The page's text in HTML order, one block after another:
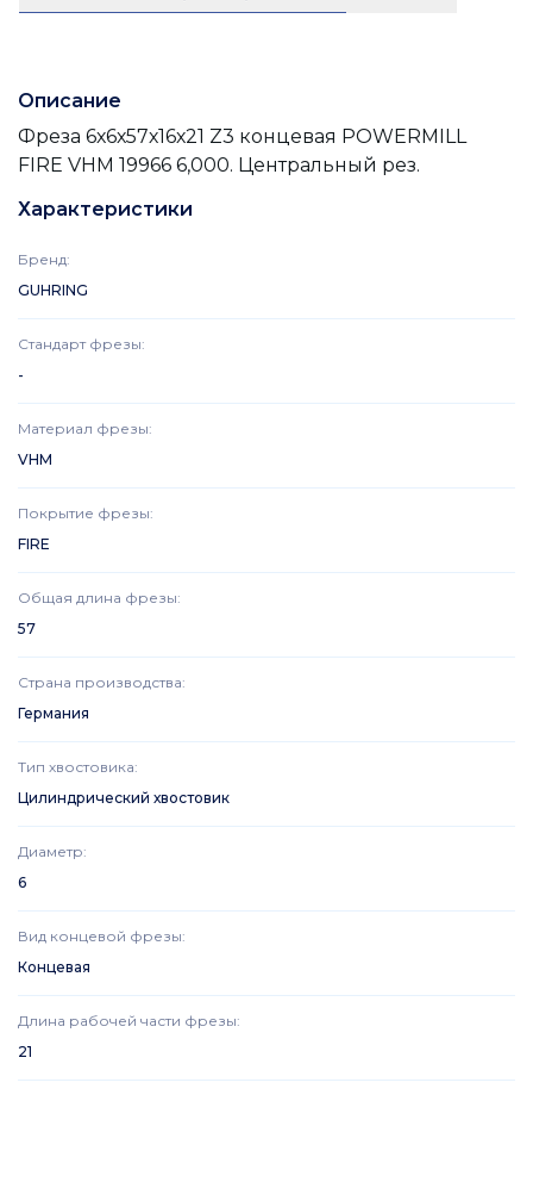
Описание
Фреза 6х6х57х16х21 Z3 концевая POWERMILL
FIRE VHM 19966 6,000. Центральный рез.
Характеристики
Бренд:
GUHRING
Стандарт фрезы:
-
Материал фрезы:
VHM
Покрытие фрезы:
FIRE
Общая длина фрезы:
57
Страна производства:
Германия
Тип хвостовика:
Цилиндрический хвостовик
Диаметр:
6
Вид концевой фрезы:
Концевая
Длина рабочей части фрезы:
21